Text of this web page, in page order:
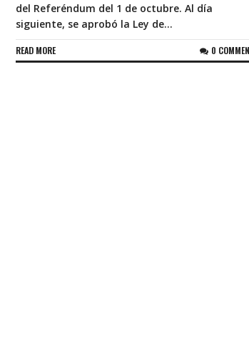
del Referéndum del 1 de octubre. Al día
siguiente, se aprobó la Ley de...
READ MORE 0